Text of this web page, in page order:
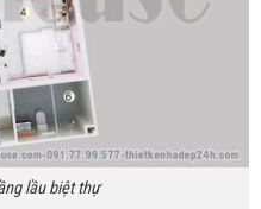
lầu biệt thự